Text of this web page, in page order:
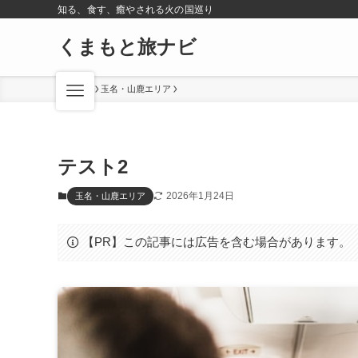
知る、食す、癒やされる火の国巡り
くまもと旅ナビ
ホーム 玉名・山鹿エリア
テスト2
玉名・山鹿エリア 2026年1月24日
【PR】この記事には広告を含む場合があります。